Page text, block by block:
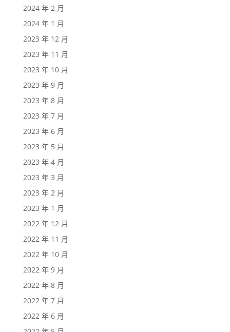
2024 年 2 月
2024 年 1 月
2023 年 12 月
2023 年 11 月
2023 年 10 月
2023 年 9 月
2023 年 8 月
2023 年 7 月
2023 年 6 月
2023 年 5 月
2023 年 4 月
2023 年 3 月
2023 年 2 月
2023 年 1 月
2022 年 12 月
2022 年 11 月
2022 年 10 月
2022 年 9 月
2022 年 8 月
2022 年 7 月
2022 年 6 月